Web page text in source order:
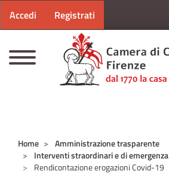
Menu profilo utente
Accedi Registrati
Home
Amministrazione trasparente
Interventi straordinari e di emergenza
Rendicontazione erogazioni Covid-19